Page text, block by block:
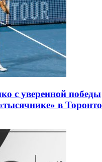
с уверенной победы
в Торонто